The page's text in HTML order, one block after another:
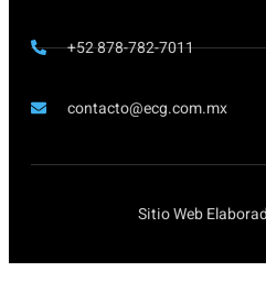
+52 878-782-7011
contacto@ecg.com.mx
Sitio Web